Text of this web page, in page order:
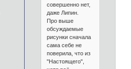
совершенно нет,
даже Липин.
Про выше
обсуждаемые
рисунки сначала
сама себе не
поверила, что из
"Настоящего",